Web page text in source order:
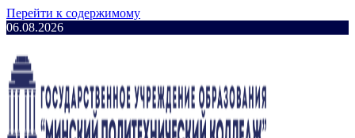
Перейти к содержимому
06.08.2026